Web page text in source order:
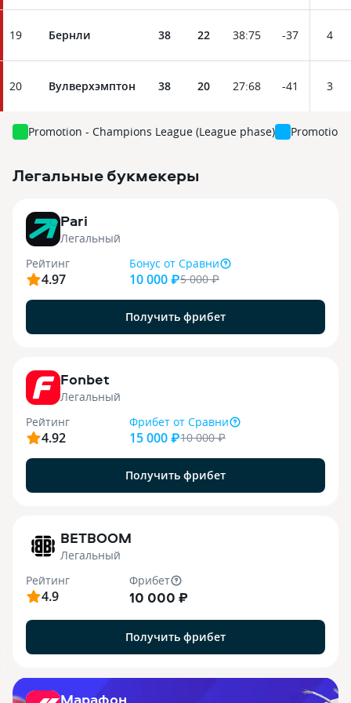
19 Бернли 38 22 38:75 -37 4
20 Вулверхэмптон 38 20 27:68 -41 3
Promotion - Champions League (League phase) Promotion
Легальные букмекеры
Pari
Легальный
Рейтинг
4.97
Бонус от Сравни
10 000 ₽5 000₽
Получить фрибет
Fonbet
Легальный
Рейтинг
4.92
Фрибет от Сравни
15 000 ₽10 000₽
Получить фрибет
BETBOOM
Легальный
Рейтинг
4.9
Фрибет
10 000 ₽
Получить фрибет
.